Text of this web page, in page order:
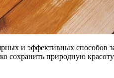
и эффективных способов
сохранить природную